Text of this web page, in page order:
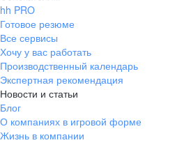
Владивосток
пер. Ланинский д. 4, офис 3.4
+7 423 202-33-28
pr@dv.hh.ru
Новосибирск
ул. Большевистская, д. 35,
hh PRO
Готовое резюме
Все сервисы
Хочу у вас работать
Производственный календарь
Экспертная рекомендация
Новости и статьи
Блог
О компаниях в игровой форме
Жизнь в компании